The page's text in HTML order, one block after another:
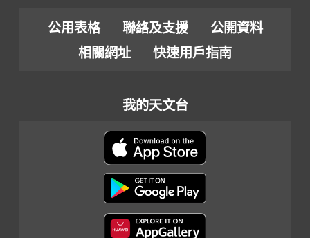
公用表格 聯絡及支援
公開資料
相關網址
快速用戶指南
我的天文台